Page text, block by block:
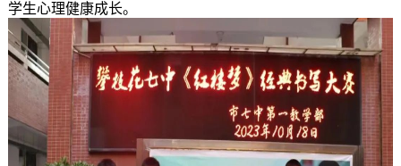
学生心理健康成长。